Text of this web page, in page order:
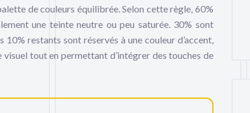
de couleurs équilibrée. Selon cette règle, 60%
une teinte neutre ou peu saturée. 30% sont
restants sont réservés à une couleur d’accent,
tout en permettant d’intégrer des touches de